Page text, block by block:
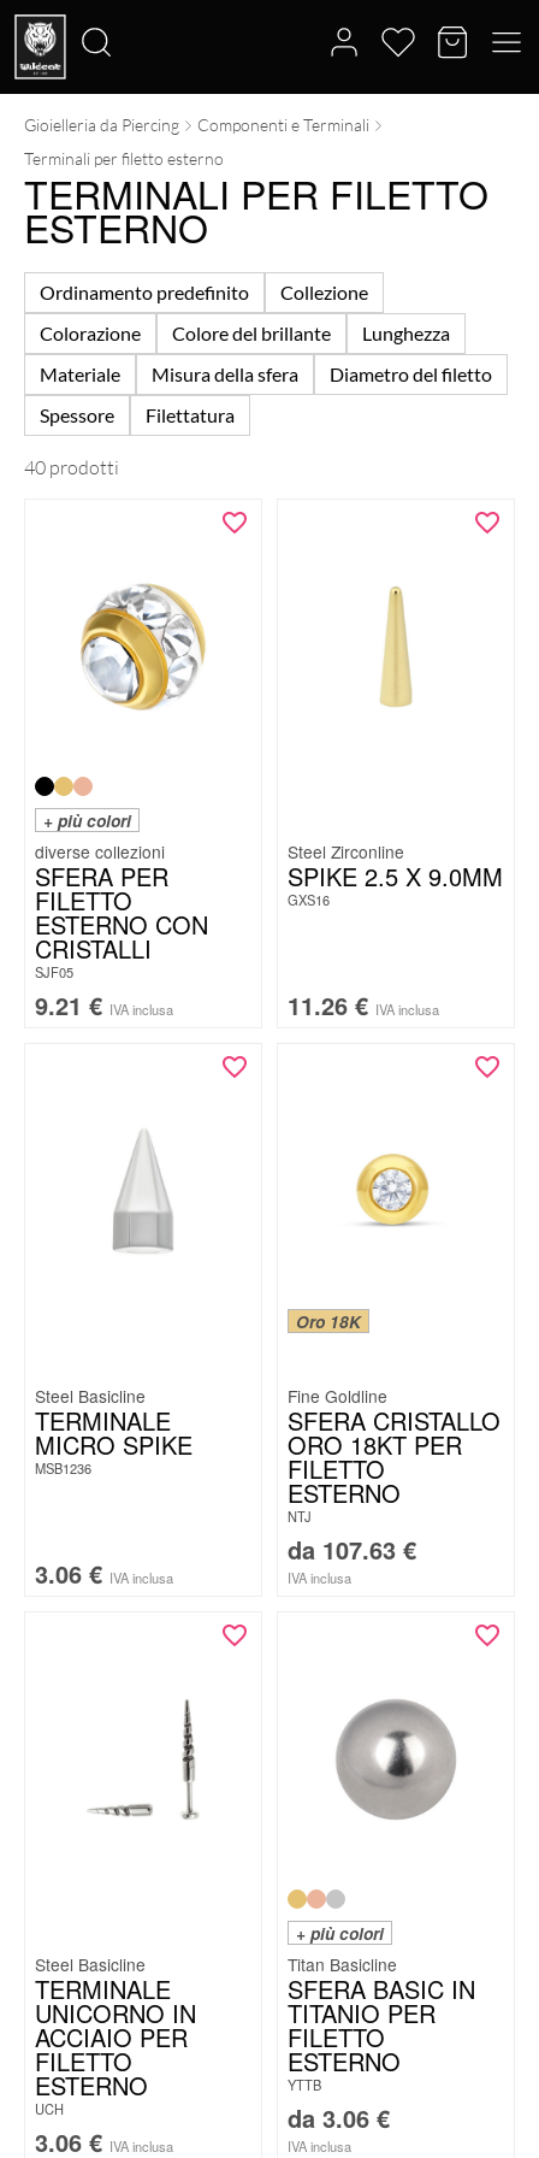
Cerca:
Gioielleria da Piercing
Componenti e Terminali
Terminali per filetto esterno
TERMINALI PER FILETTO
ESTERNO
Ordinamento predefinito
Collezione
Colorazione
Colore del brillante
Lunghezza
Materiale
Misura della sfera
Diametro del filetto
Spessore
Filettatura
40 prodotti
+ più colori
SFERA PER
FILETTO
ESTERNO CON
CRISTALLI
SJF05
9.21 € IVA inclusa
Steel Zirconline
SPIKE 2.5 X 9.0MM
GXS16
11.26 € IVA inclusa
Steel Basicline
TERMINALE
MICRO SPIKE
MSB1236
3.06 € IVA inclusa
Oro 18K
Fine Goldline
SFERA CRISTALLO
ORO 18KT PER
FILETTO
ESTERNO
NTJ
da 107.63 €
IVA inclusa
Steel Basicline
TERMINALE
UNICORNO IN
ACCIAIO PER
FILETTO
ESTERNO
UCH
3.06 € IVA inclusa
+ più colori
Titan Basicline
SFERA BASIC IN
TITANIO PER
FILETTO
ESTERNO
YTTB
da 3.06 €
IVA inclusa